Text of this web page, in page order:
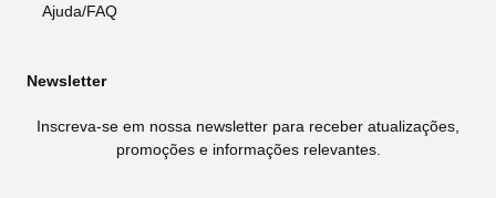
Ajuda/FAQ
Newsletter
Inscreva-se em nossa newsletter para receber atualizações,
promoções e informações relevantes.